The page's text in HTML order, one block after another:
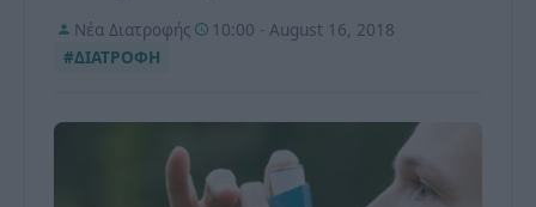
Νέα Διατροφής
10:00 - August 16, 2018
#ΔΙΑΤΡΟΦΗ